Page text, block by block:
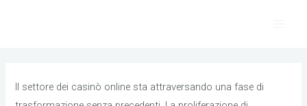
Il settore dei casinò online sta attraversando una fase di